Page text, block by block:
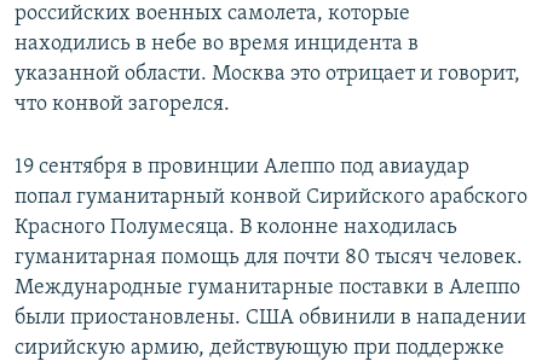
российских военных самолета, которые
находились в небе во время инцидента в
указанной области. Москва это отрицает и говорит,
что конвой загорелся.
19 сентября в провинции Алеппо под авиаудар
попал гуманитарный конвой Сирийского арабского
Красного Полумесяца. В колонне находилась
гуманитарная помощь для почти 80 тысяч человек.
Международные гуманитарные поставки в Алеппо
были приостановлены. США обвинили в нападении
сирийскую армию, действующую при поддержке